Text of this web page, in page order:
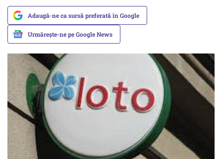
Adaugă-ne ca sursă preferată în Google
Urmărește-ne pe Google News